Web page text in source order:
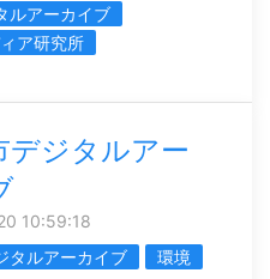
ルアーカイブ
ア研究所
デジタルアー
10:59:18
タルアーカイブ 環境